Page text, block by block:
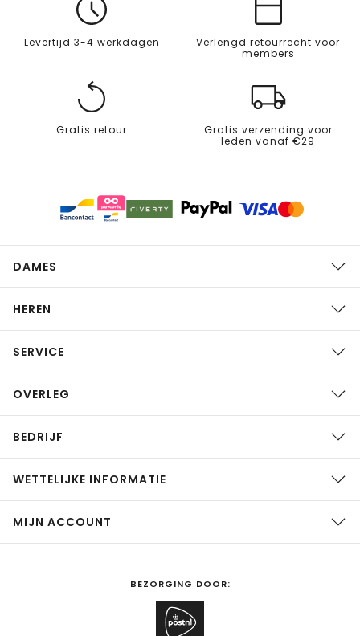
Levertijd 3-4 werkdagen
Verlengd retourrecht voor
members
Gratis retour
Gratis verzending voor
leden vanaf €29
DAMES
HEREN
SERVICE
OVERLEG
BEDRIJF
WETTELIJKE INFORMATIE
MIJN ACCOUNT
BEZORGING DOOR: